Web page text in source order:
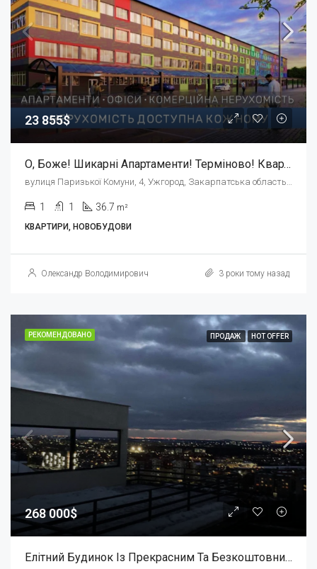
23 855$
О, Боже! Шикарні Апартаменти! Терміново! Квартира У Новому Будинку!
1 1 36.7 m²
КВАРТИРИ, НОВОБУДОВИ
Олександр Володимирович 3 роки тому назад
РЕКОМЕНДОВАНО ПРОДАЖ HOT OFFER
268 000$
Елітний Будинок Із Прекрасним Та Безкоштовним Виглядом В М. Ужгород!